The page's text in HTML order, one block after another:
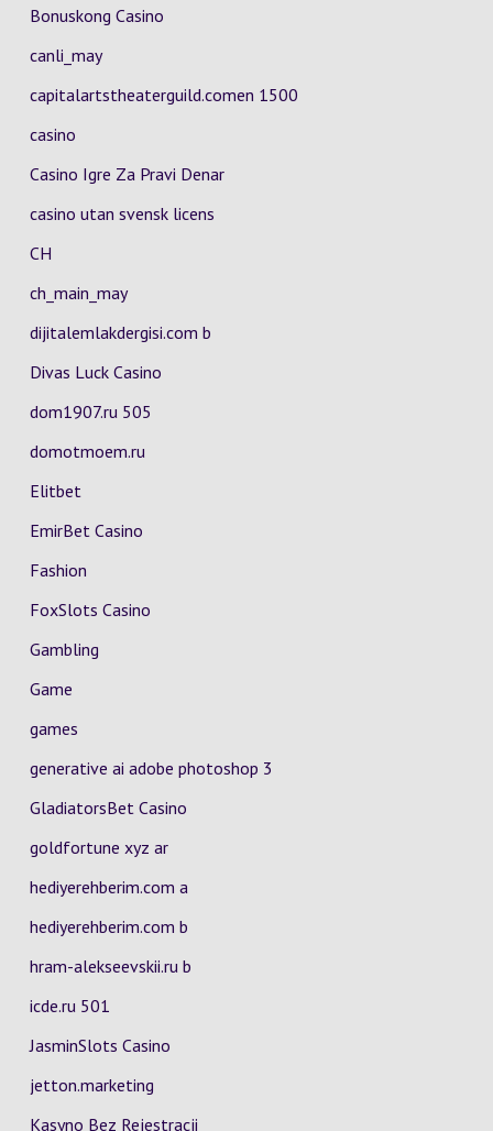
Bonuskong Casino
canli_may
capitalartstheaterguild.comen 1500
casino
Casino Igre Za Pravi Denar
casino utan svensk licens
CH
ch_main_may
dijitalemlakdergisi.com b
Divas Luck Casino
dom1907.ru 505
domotmoem.ru
Elitbet
EmirBet Casino
Fashion
FoxSlots Casino
Gambling
Game
games
generative ai adobe photoshop 3
GladiatorsBet Casino
goldfortune xyz ar
hediyerehberim.com a
hediyerehberim.com b
hram-alekseevskii.ru b
icde.ru 501
JasminSlots Casino
jetton.marketing
Kasyno Bez Rejestracji